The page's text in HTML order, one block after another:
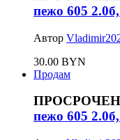
пежо 605
Автор
30.00 BYN
Продам
пежо 605